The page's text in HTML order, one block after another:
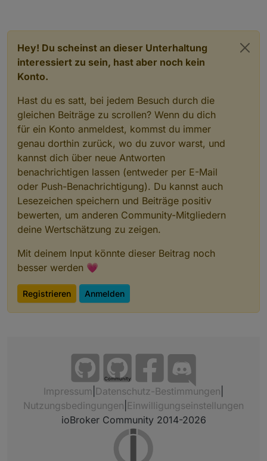
Hey! Du scheinst an dieser Unterhaltung
interessiert zu sein, hast aber noch kein
Konto.
Hast du es satt, bei jedem Besuch durch die
gleichen Beiträge zu scrollen? Wenn du dich
für ein Konto anmeldest, kommst du immer
genau dorthin zurück, wo du zuvor warst, und
kannst dich über neue Antworten
benachrichtigen lassen (entweder per E-Mail
oder Push-Benachrichtigung). Du kannst auch
Lesezeichen speichern und Beiträge positiv
bewerten, um anderen Community-Mitgliedern
deine Wertschätzung zu zeigen.
Mit deinem Input könnte dieser Beitrag noch
besser werden 💗
Registrieren Anmelden
Community
Impressum Datenschutz-Bestimmungen
Nutzungsbedingungen Einwilligungseinstellungen
ioBroker Community 2014-2026